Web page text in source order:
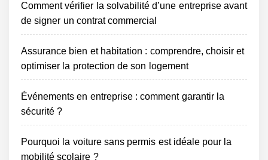
Comment vérifier la solvabilité d’une entreprise avant
de signer un contrat commercial
Assurance bien et habitation : comprendre, choisir et
optimiser la protection de son logement
Événements en entreprise : comment garantir la
sécurité ?
Pourquoi la voiture sans permis est idéale pour la
mobilité scolaire ?